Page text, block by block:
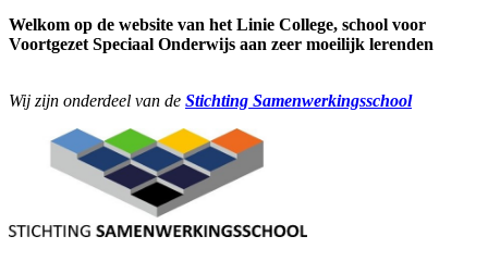
Welkom op de website van het Linie College, school voor
Voortgezet Speciaal Onderwijs aan zeer moeilijk lerenden
Wij zijn onderdeel van de Stichting Samenwerkingsschool